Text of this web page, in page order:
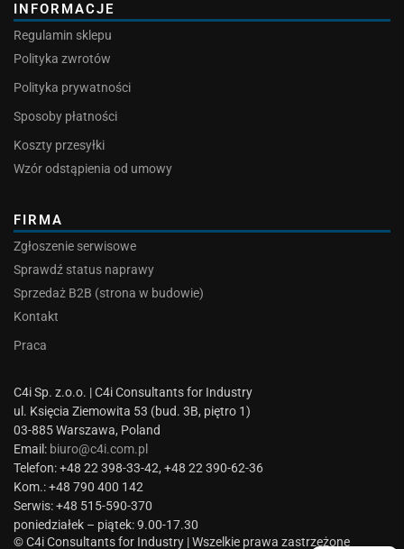
INFORMACJE
Regulamin sklepu
Polityka zwrotów
Polityka prywatności
Sposoby płatności
Koszty przesyłki
Wzór odstąpienia od umowy
FIRMA
Zgłoszenie serwisowe
Sprawdź status naprawy
Sprzedaż B2B (strona w budowie)
Kontakt
Praca
C4i Sp. z.o.o. | C4i Consultants for Industry
ul. Księcia Ziemowita 53 (bud. 3B, piętro 1)
03-885 Warszawa, Poland
Email: biuro@c4i.com.pl
Telefon: +48 22 398-33-42, +48 22 390-62-36
Kom.: +48 790 400 142
Serwis: +48 515-590-370
poniedziałek – piątek: 9.00-17.30
© C4i Consultants for Industry | Wszelkie prawa zastrzeżone